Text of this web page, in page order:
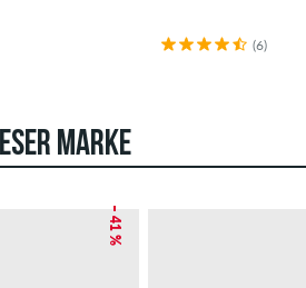
(6)
MARKE
– 41 %